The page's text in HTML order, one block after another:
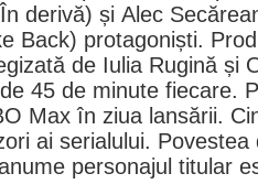
În derivă) și Alec
Back) protagoniști.
de Iulia Rugină și
45 de minute fiecare.
Max în ziua lansării.
ai serialului. Povestea
personajul titular